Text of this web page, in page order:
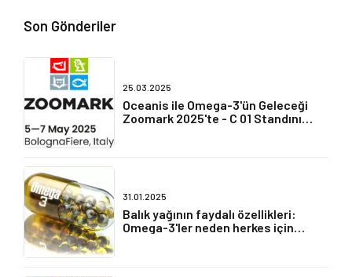
Son Gönderiler
25.03.2025
Oceanis ile Omega-3'ün Geleceği
Zoomark 2025'te - C 01 Standını
31.01.2025
Balık yağının faydalı özellikleri:
Omega-3'ler neden herkes için